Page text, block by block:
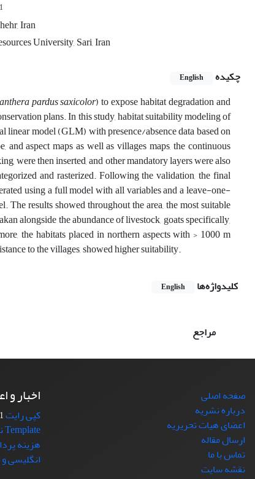
1
Iran
University, Sari, Iran
چکیده
English
pardus saxicolor) to expose habitat degradation and
plans. In this study, habitat suitability modeling of
linear model (GLM) with presence/absence data based on
aspect maps as well as villages maps, the continuous
were then inserted, and other mandatory layers were also
and rasterized. Following the validation, the final
using a full model with all variables and a leave-one-
results showed throughout the area, the most suitable
alongside the abundance of livestock, goats specifically,
the habitats placed in northern aspects with > 1000 m
to the villages, showed higher suitability.
کلیدواژه‌ها
English
مراجع
صفحه اصلی
درباره نشریه
اعضای هیات تحریریه
ارسال مقاله
تماس با ما
نقشه سایت
اخبار و
کپی رایت
Template نشریات دانشگاه تهران
هزینه
انگلیسی